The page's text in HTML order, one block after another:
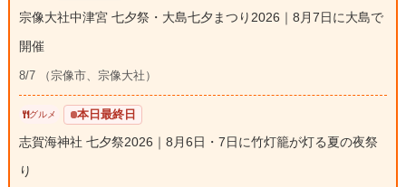
宗像大社中津宮 七夕祭・大島七夕まつり2026｜8月7日に大島で
開催
8/7 （宗像市、宗像大社）
グルメ 本日最終日
志賀海神社 七夕祭2026｜8月6日・7日に竹灯籠が灯る夏の夜祭
り